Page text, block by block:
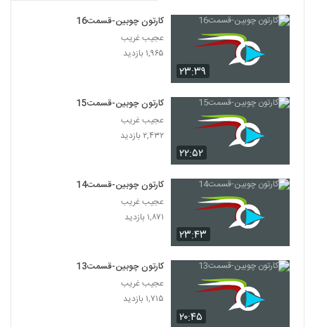
۲۳:۳۹
کارتون چوبین-قسمت16
عجیب غریب
۱,۹۶۵ بازدید
۲۲:۵۲
کارتون چوبین-قسمت15
عجیب غریب
۲,۴۳۲ بازدید
۲۳:۴۳
کارتون چوبین-قسمت14
عجیب غریب
۱,۸۷۱ بازدید
۲۰:۴۵
کارتون چوبین-قسمت13
عجیب غریب
۱,۷۱۵ بازدید